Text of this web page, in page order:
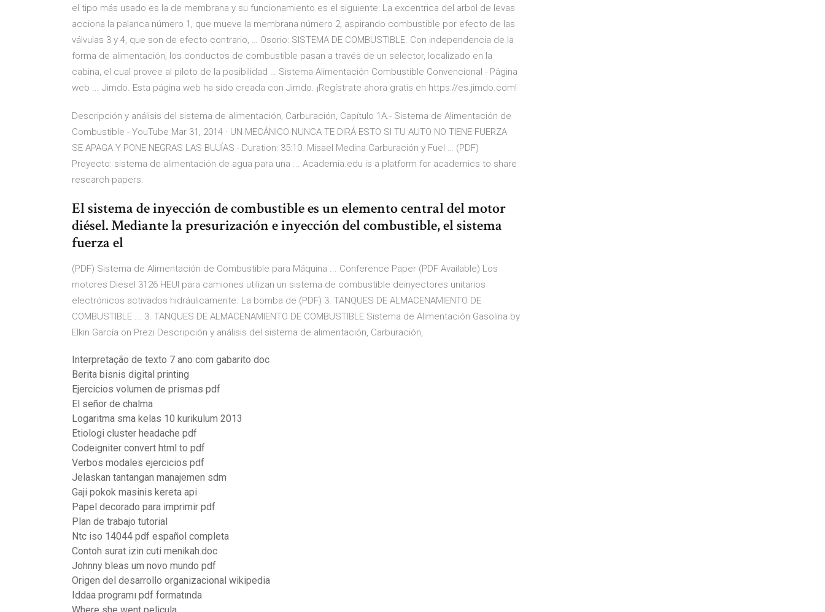
el tipo más usado es la de membrana y su funcionamiento es el siguiente: La excentrica del arbol de levas
acciona la palanca número 1, que mueve la membrana número 2, aspirando combustible por efecto de las
válvulas 3 y 4, que son de efecto contrario, … Osorio: SISTEMA DE COMBUSTIBLE. Con independencia de la
forma de alimentación, los conductos de combustible pasan a través de un selector, localizado en la
cabina, el cual provee al piloto de la posibilidad … Sistema Alimentación Combustible Convencional - Página
web ... Jimdo. Esta página web ha sido creada con Jimdo. ¡Regístrate ahora gratis en https://es.jimdo.com!
Descripción y análisis del sistema de alimentación, Carburación, Capítulo 1A.- Sistema de Alimentación de
Combustible - YouTube Mar 31, 2014 · UN MECÁNICO NUNCA TE DIRÁ ESTO SI TU AUTO NO TIENE FUERZA
SE APAGA Y PONE NEGRAS LAS BUJÍAS - Duration: 35:10. Misael Medina Carburación y Fuel … (PDF)
Proyecto: sistema de alimentación de agua para una ... Academia.edu is a platform for academics to share
research papers.
El sistema de inyección de combustible es un elemento central del motor
diésel. Mediante la presurización e inyección del combustible, el sistema
fuerza el
(PDF) Sistema de Alimentación de Combustible para Máquina ... Conference Paper (PDF Available) Los
motores Diesel 3126 HEUI para camiones utilizan un sistema de combustible deinyectores unitarios
electrónicos activados hidráulicamente. La bomba de (PDF) 3. TANQUES DE ALMACENAMIENTO DE
COMBUSTIBLE ... 3. TANQUES DE ALMACENAMIENTO DE COMBUSTIBLE Sistema de Alimentación Gasolina by
Elkin García on Prezi Descripción y análisis del sistema de alimentación, Carburación,
Interpretação de texto 7 ano com gabarito doc
Berita bisnis digital printing
Ejercicios volumen de prismas pdf
El señor de chalma
Logaritma sma kelas 10 kurikulum 2013
Etiologi cluster headache pdf
Codeigniter convert html to pdf
Verbos modales ejercicios pdf
Jelaskan tantangan manajemen sdm
Gaji pokok masinis kereta api
Papel decorado para imprimir pdf
Plan de trabajo tutorial
Ntc iso 14044 pdf español completa
Contoh surat izin cuti menikah.doc
Johnny bleas um novo mundo pdf
Origen del desarrollo organizacional wikipedia
Iddaa programı pdf formatında